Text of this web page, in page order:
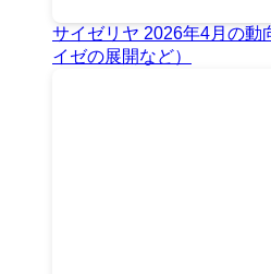
サイゼリヤ 2026年4月の動
イゼの展開など）